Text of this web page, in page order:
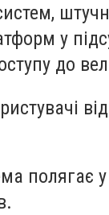
у
до
полягає